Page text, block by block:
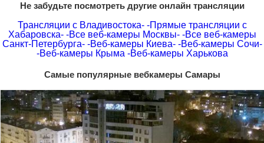
Не забудьте посмотреть другие онлайн трансляции
Трансляции с Владивостока- -Прямые трансляции с
Хабаровска- -Все веб-камеры Москвы- -Все веб-камеры
Санкт-Петербурга- -Веб-камеры Киева- -Веб-камеры Сочи-
-Веб-камеры Крыма -Веб-камеры Харькова
Самые популярные вебкамеры Самары